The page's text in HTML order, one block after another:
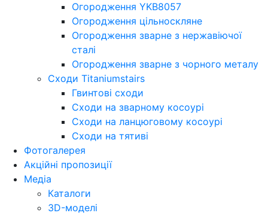
Огородження YKB8057
Огородження цільноскляне
Огородження зварне з нержавіючої
сталі
Огородження зварне з чорного металу
Сходи Titaniumstairs
Гвинтові сходи
Cходи на зварному косоурі
Сходи на ланцюговому косоурі
Cходи на тятиві
Фотогалерея
Акційні пропозиції
Медіа
Каталоги
3D-моделі